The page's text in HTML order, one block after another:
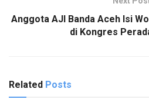
Anggota AJI Banda Aceh Isi
di Kongres
Related Posts